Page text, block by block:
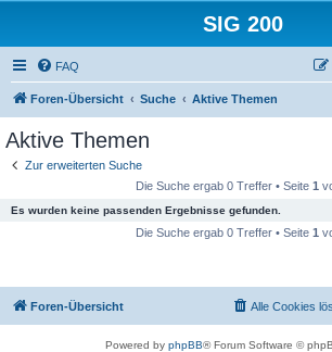
SIG 200
FAQ
Foren-Übersicht Suche Aktive Themen
Aktive Themen
Zur erweiterten Suche
Die Suche ergab 0 Treffer • Seite 1
Es wurden keine passenden Ergebnisse gefunden.
Die Suche ergab 0 Treffer • Seite 1
Foren-Übersicht Alle Cookies
Powered by phpBB® Forum Software ©